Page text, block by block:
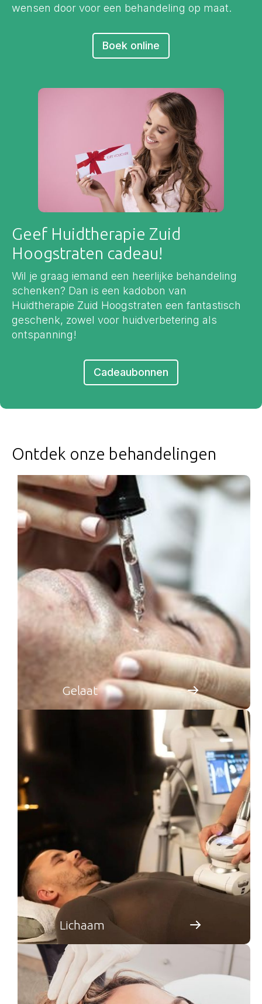
wensen door voor een behandeling op maat.
Boek online
Geef Huidtherapie Zuid
Hoogstraten cadeau!
Wil je graag iemand een heerlijke behandeling
schenken? Dan is een kadobon van
Huidtherapie Zuid Hoogstraten een fantastisch
geschenk, zowel voor huidverbetering als
ontspanning!
Cadeaubonnen
Ontdek onze behandelingen
Gelaat
Lichaam